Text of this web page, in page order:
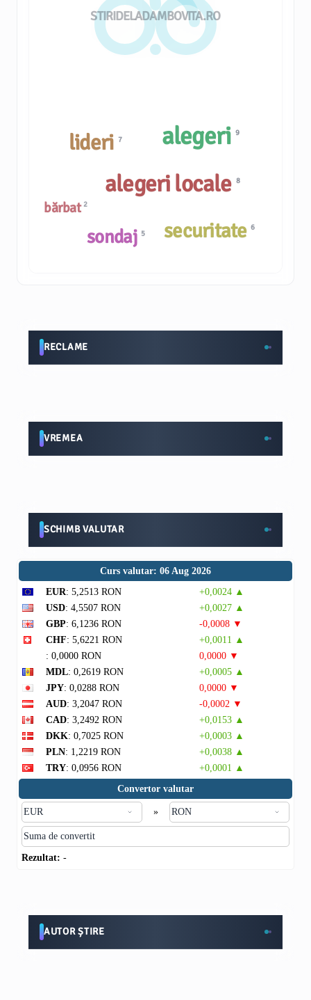
STIRIDELADAMBOVITA.RO
bărbat 2
securitate6
sondaj 5
alegeri 9
alegeri locale 8
lideri 7
RECLAME
VREMEA
SCHIMB VALUTAR
Curs valutar: 06 Aug 2026
EUR: 5,2513 RON
+0,0024 ▲
USD: 4,5507 RON
+0,0027 ▲
GBP: 6,1236 RON
-0,0008 ▼
CHF: 5,6221 RON
+0,0011 ▲
: 0,0000 RON
0,0000 ▼
MDL: 0,2619 RON
+0,0005 ▲
JPY: 0,0288 RON
0,0000 ▼
AUD: 3,2047 RON
-0,0002 ▼
CAD: 3,2492 RON
+0,0153 ▲
DKK: 0,7025 RON
+0,0003 ▲
PLN: 1,2219 RON
+0,0038 ▲
TRY: 0,0956 RON
+0,0001 ▲
Convertor valutar
»
Rezultat: -
AUTOR ȘTIRE